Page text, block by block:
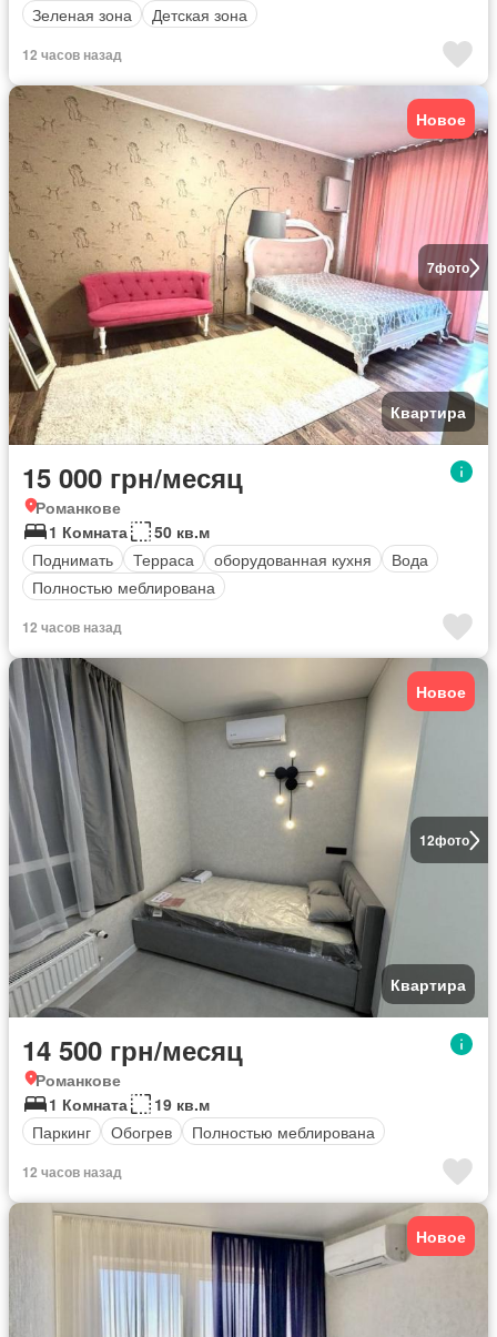
Зеленая зона
Детская зона
12 часов назад
7фото
Новое
Квартира
15 000 грн/месяц
Романкове
1 Комната
50 кв.м
Поднимать
Терраса оборудованная кухня
Вода
Полностью меблирована
12 часов назад
12фото
Новое
Квартира
14 500 грн/месяц
Романкове
1 Комната
19 кв.м
Паркинг
Обогрев Полностью меблирована
12 часов назад
Новое